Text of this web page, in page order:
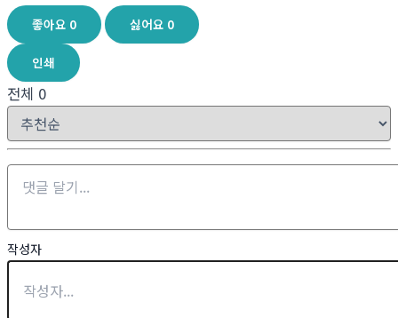
좋아요 0 싫어요 0
인쇄
전체 0
작성자